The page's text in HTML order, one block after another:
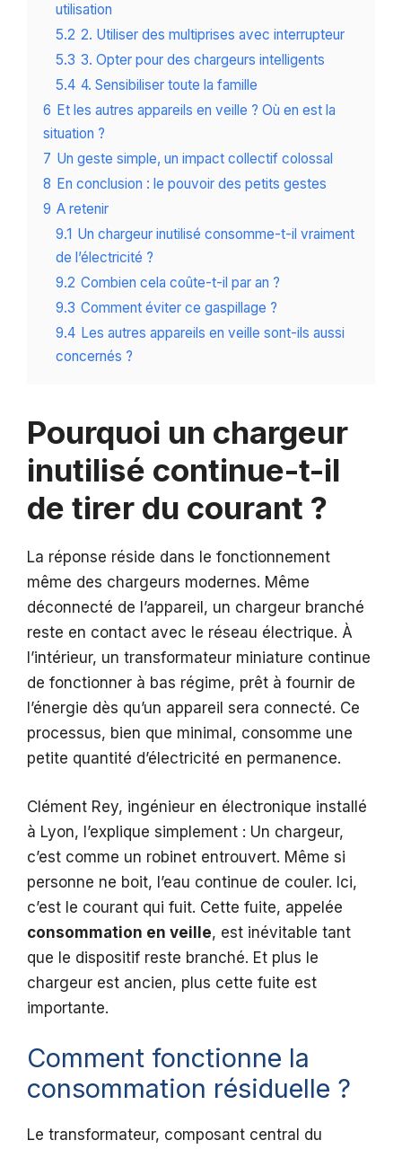
utilisation
5.2 2. Utiliser des multiprises avec interrupteur
5.3 3. Opter pour des chargeurs intelligents
5.4 4. Sensibiliser toute la famille
6 Et les autres appareils en veille ? Où en est la
situation ?
7 Un geste simple, un impact collectif colossal
8 En conclusion : le pouvoir des petits gestes
9 A retenir
9.1 Un chargeur inutilisé consomme-t-il vraiment
de l’électricité ?
9.2 Combien cela coûte-t-il par an ?
9.3 Comment éviter ce gaspillage ?
9.4 Les autres appareils en veille sont-ils aussi
concernés ?
Pourquoi un chargeur
inutilisé continue-t-il
de tirer du courant ?
La réponse réside dans le fonctionnement
même des chargeurs modernes. Même
déconnecté de l’appareil, un chargeur branché
reste en contact avec le réseau électrique. À
l’intérieur, un transformateur miniature continue
de fonctionner à bas régime, prêt à fournir de
l’énergie dès qu’un appareil sera connecté. Ce
processus, bien que minimal, consomme une
petite quantité d’électricité en permanence.
Clément Rey, ingénieur en électronique installé
à Lyon, l’explique simplement : Un chargeur,
c’est comme un robinet entrouvert. Même si
personne ne boit, l’eau continue de couler. Ici,
c’est le courant qui fuit. Cette fuite, appelée
consommation en veille, est inévitable tant
que le dispositif reste branché. Et plus le
chargeur est ancien, plus cette fuite est
importante.
Comment fonctionne la
consommation résiduelle ?
Le transformateur, composant central du